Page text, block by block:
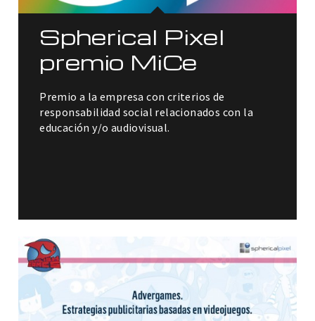
Spherical Pixel
premio MiCe
Premio a la empresa con criterios de
responsabilidad social relacionados con la
educación y/o audiovisual.